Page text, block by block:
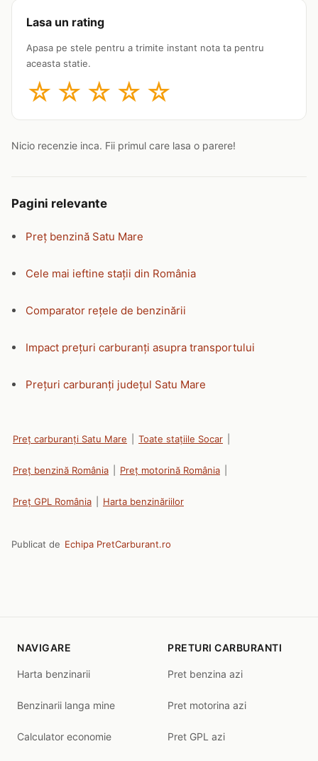
Lasa un rating
Apasa pe stele pentru a trimite instant nota ta pentru
aceasta statie.
☆ ☆ ☆ ☆ ☆
Nicio recenzie inca. Fii primul care lasa o parere!
Pagini relevante
Preț benzină Satu Mare
Cele mai ieftine stații din România
Comparator rețele de benzinării
Impact prețuri carburanți asupra transportului
Prețuri carburanți județul Satu Mare
Preț carburanți Satu Mare Toate stațiile Socar
Preț benzină România Preț motorină România
Preț GPL România Harta benzinăriilor
Publicat de Echipa PretCarburant.ro
NAVIGARE
Harta benzinarii
Benzinarii langa mine
Calculator economie
PRETURI CARBURANTI
Pret benzina azi
Pret motorina azi
Pret GPL azi